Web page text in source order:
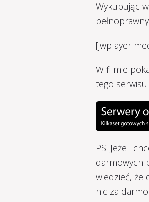
Wykupując
[jwplayer
W filmie
tego
PS: Jeżeli
darmowych
wiedzieć, że
nic za darmo.